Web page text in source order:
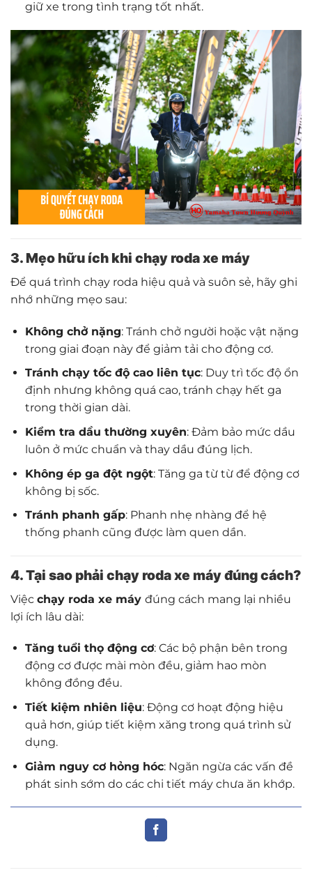
giữ xe trong tình trạng tốt nhất.
3. Mẹo hữu ích khi chạy roda xe máy
Để quá trình chạy roda hiệu quả và suôn sẻ, hãy ghi
nhớ những mẹo sau:
Không chở nặng: Tránh chở người hoặc vật nặng
trong giai đoạn này để giảm tải cho động cơ.
Tránh chạy tốc độ cao liên tục: Duy trì tốc độ ổn
định nhưng không quá cao, tránh chạy hết ga
trong thời gian dài.
Kiểm tra dầu thường xuyên: Đảm bảo mức dầu
luôn ở mức chuẩn và thay dầu đúng lịch.
Không ép ga đột ngột: Tăng ga từ từ để động cơ
không bị sốc.
Tránh phanh gấp: Phanh nhẹ nhàng để hệ
thống phanh cũng được làm quen dần.
4. Tại sao phải chạy roda xe máy đúng cách?
Việc chạy roda xe máy đúng cách mang lại nhiều
lợi ích lâu dài:
Tăng tuổi thọ động cơ: Các bộ phận bên trong
động cơ được mài mòn đều, giảm hao mòn
không đồng đều.
Tiết kiệm nhiên liệu: Động cơ hoạt động hiệu
quả hơn, giúp tiết kiệm xăng trong quá trình sử
dụng.
Giảm nguy cơ hỏng hóc: Ngăn ngừa các vấn đề
phát sinh sớm do các chi tiết máy chưa ăn khớp.